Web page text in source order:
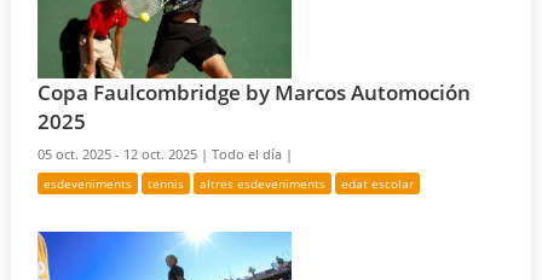
Copa Faulcombridge by Marcos Automoción
2025
05 oct. 2025 - 12 oct. 2025 |Todo el día |
esdeveniments tennis altres esdeveniments edat escolar